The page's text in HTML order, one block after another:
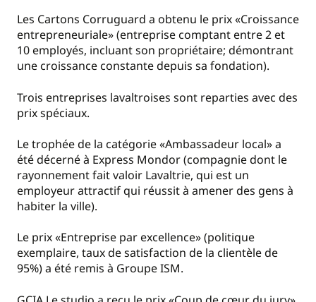
Les Cartons Corruguard a obtenu le prix «Croissance
entrepreneuriale» (entreprise comptant entre 2 et
10 employés, incluant son propriétaire; démontrant
une croissance constante depuis sa fondation).
Trois entreprises lavaltroises sont reparties avec des
prix spéciaux.
Le trophée de la catégorie «Ambassadeur local» a
été décerné à Express Mondor (compagnie dont le
rayonnement fait valoir Lavaltrie, qui est un
employeur attractif qui réussit à amener des gens à
habiter la ville).
Le prix «Entreprise par excellence» (politique
exemplaire, taux de satisfaction de la clientèle de
95%) a été remis à Groupe ISM.